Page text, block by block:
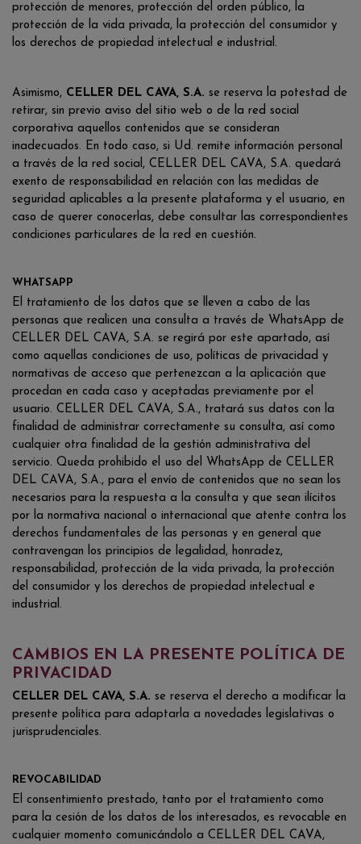
protección de menores, protección del orden público, la
protección de la vida privada, la protección del consumidor y
los derechos de propiedad intelectual e industrial.
Asimismo, CELLER DEL CAVA, S.A. se reserva la potestad de
retirar, sin previo aviso del sitio web o de la red social
corporativa aquellos contenidos que se consideran
inadecuados. En todo caso, si Ud. remite información personal
a través de la red social, CELLER DEL CAVA, S.A. quedará
exento de responsabilidad en relación con las medidas de
seguridad aplicables a la presente plataforma y el usuario, en
caso de querer conocerlas, debe consultar las correspondientes
condiciones particulares de la red en cuestión.
WHATSAPP
El tratamiento de los datos que se lleven a cabo de las
personas que realicen una consulta a través de WhatsApp de
CELLER DEL CAVA, S.A. se regirá por este apartado, así
como aquellas condiciones de uso, políticas de privacidad y
normativas de acceso que pertenezcan a la aplicación que
procedan en cada caso y aceptadas previamente por el
usuario. CELLER DEL CAVA, S.A., tratará sus datos con la
finalidad de administrar correctamente su consulta, así como
cualquier otra finalidad de la gestión administrativa del
servicio. Queda prohibido el uso del WhatsApp de CELLER
DEL CAVA, S.A., para el envío de contenidos que no sean los
necesarios para la respuesta a la consulta y que sean ilícitos
por la normativa nacional o internacional que atente contra los
derechos fundamentales de las personas y en general que
contravengan los principios de legalidad, honradez,
responsabilidad, protección de la vida privada, la protección
del consumidor y los derechos de propiedad intelectual e
industrial.
CAMBIOS EN LA PRESENTE POLÍTICA DE
PRIVACIDAD
CELLER DEL CAVA, S.A. se reserva el derecho a modificar la
presente política para adaptarla a novedades legislativas o
jurisprudenciales.
REVOCABILIDAD
El consentimiento prestado, tanto por el tratamiento como
para la cesión de los datos de los interesados, es revocable en
cualquier momento comunicándolo a CELLER DEL CAVA,